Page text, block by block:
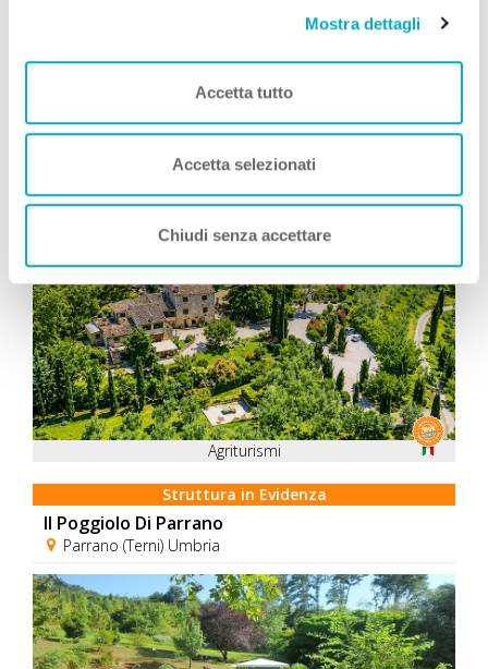
Mostra dettagli
Accetta tutto
Accetta selezionati
Chiudi senza accettare
, Viaggia con Zampa
Agriturismi
Struttura in Evidenza
Il Poggiolo Di Parrano
Parrano (Terni) Umbria